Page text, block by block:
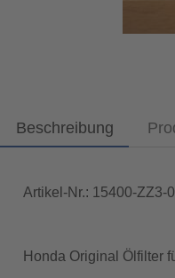
Beschreibung
Artikel-Nr.: 15400-ZZ3-
Honda Original Ölfilter